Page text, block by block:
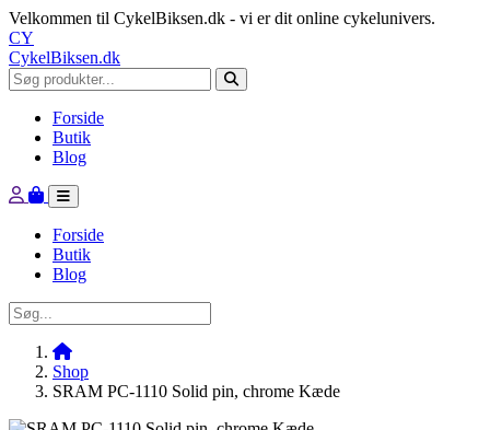
Velkommen til CykelBiksen.dk - vi er dit online cykelunivers.
CY
CykelBiksen.dk
Forside
Butik
Blog
Forside
Butik
Blog
Shop
SRAM PC-1110 Solid pin, chrome Kæde